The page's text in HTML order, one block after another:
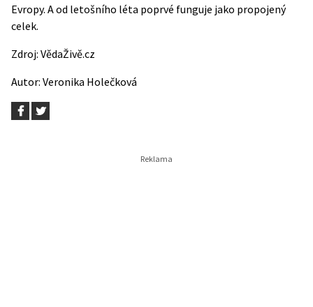
Evropy. A od letošního léta poprvé funguje jako propojený
celek.
Zdroj: VědaŽivě.cz
Autor: Veronika Holečková